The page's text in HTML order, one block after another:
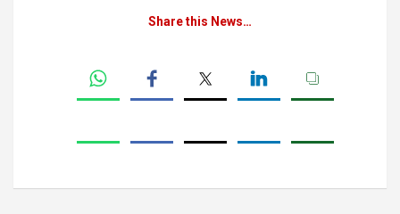
Share this News…